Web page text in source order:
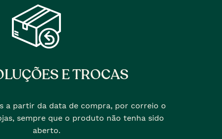
E TROCAS
a partir da data de compra, por correio o
sempre que o produto não tenha sido
aberto.